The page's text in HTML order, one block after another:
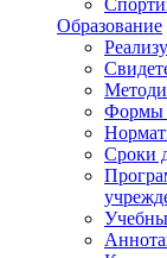
Образование
Формы
Сроки